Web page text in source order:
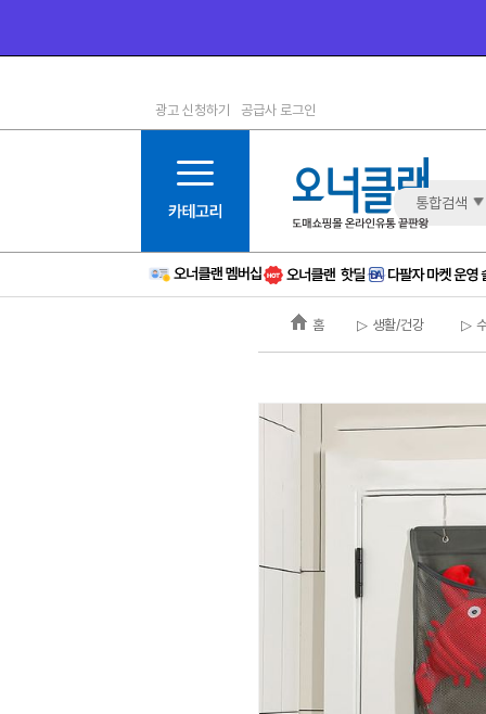
1등급
6등급
11등급
12등급
15등급
16등급
광고 신청하기 공급사 로그인
통합검색
홈 ▷ 생활/건강 ▷